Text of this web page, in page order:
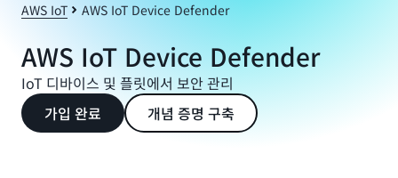
AWS IoT AWS IoT Device Defender
AWS IoT Device Defender
IoT 디바이스 및 플릿에서 보안 관리
가입 완료
개념 증명 구축